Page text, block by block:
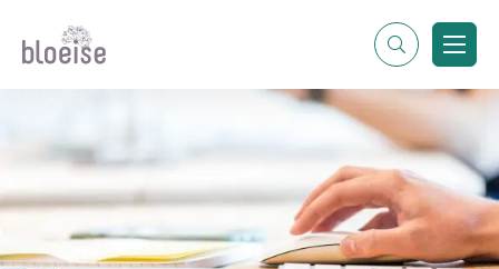
Contentmarketing
Online marketing
Branches